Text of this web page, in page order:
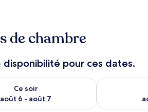
de chambre
disponibilité pour ces dates.
Ce soir
août 6 - août 7
pour ce soir août 6 - août 7
Vérifier la